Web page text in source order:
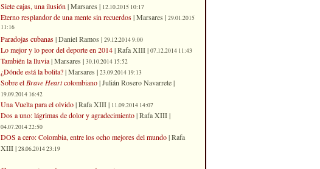
Siete cajas, una ilusión | Marsares | 12.10.2015 10:17
Eterno resplandor de una mente sin recuerdos| Marsares | 29.01.2015
11:16
Paradojas cubanas| Daniel Ramos | 29.12.2014 9:00
Lo mejor y lo peor del deporte en 2014| Rafa XIII | 07.12.2014 11:43
También la lluvia| Marsares | 30.10.2014 15:52
¿Dónde está la bolita?| Marsares | 23.09.2014 19:13
Sobre el Brave Heartcolombiano| Julián Rosero Navarrete |
19.09.2014 16:42
Una Vuelta para el olvido| Rafa XIII | 11.09.2014 14:07
Dos a uno: lágrimas de dolor y agradecimiento| Rafa XIII |
04.07.2014 22:50
DOS a cero: Colombia, entre los ocho mejores del mundo| Rafa
XIII | 28.06.2014 23:19